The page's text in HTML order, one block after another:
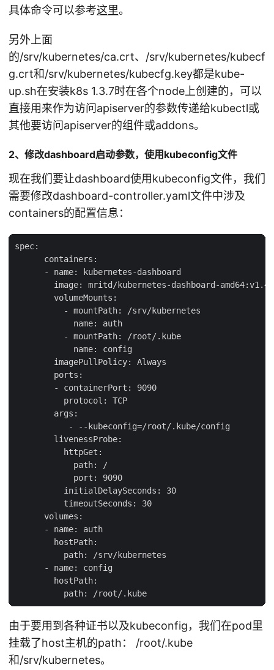
具体命令可以参考这里。
另外上面
的/srv/kubernetes/ca.crt、/srv/kubernetes/kubecf
g.crt和/srv/kubernetes/kubecfg.key都是kube-
up.sh在安装k8s 1.3.7时在各个node上创建的，可以
直接用来作为访问apiserver的参数传递给kubectl或
其他要访问apiserver的组件或addons。
2、修改dashboard启动参数，使用kubeconfig文件
现在我们要让dashboard使用kubeconfig文件，我们
需要修改dashboard-controller.yaml文件中涉及
containers的配置信息：
spec:
      containers:
      - name: kubernetes-dashboard
image: mritd/kubernetes-dashboard-
        volumeMounts:
          - mountPath: /srv/kubernetes
            name: auth
          - mountPath: /root/.kube
            name: config
        imagePullPolicy: Always
        ports:
        - containerPort: 9090
          protocol: TCP
        args:
           - --kubeconfig=/root/.kube/config
        livenessProbe:
          httpGet:
            path: /
            port: 9090
          initialDelaySeconds: 30
          timeoutSeconds: 30
      volumes:
      - name: auth
        hostPath:
          path: /srv/kubernetes
      - name: config
        hostPath:
由于要用到各种证书以及kubeconfig，我们在pod里
挂载了host主机的path： /root/.kube
和/srv/kubernetes。